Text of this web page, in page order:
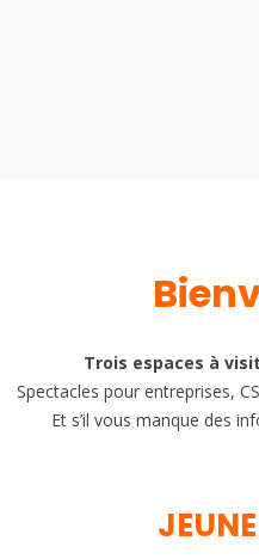
Trois espaces à
Spectacles pour entreprises,
Et s’il vous manque des